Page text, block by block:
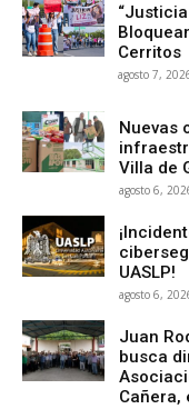
Cerritos
agosto 7,
Nuevas
Villa de
agosto 6,
UASLP!
agosto 6,
Juan
busca
Cañera,